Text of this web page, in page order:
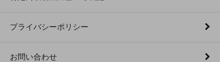
プライバシーポリシー
お問い合わせ